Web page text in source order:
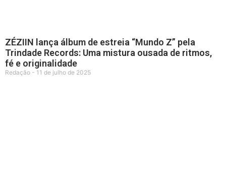
ZÉZIIN lança álbum de estreia “Mundo Z” pela
Trindade Records: Uma mistura ousada de ritmos,
fé e originalidade
Redação 11 de julho de 2025